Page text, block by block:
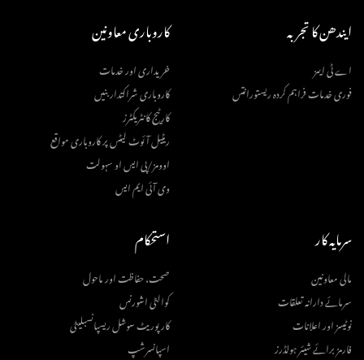
ایندھن کا تجربہ
اے ٹی ایمز
فوری خدمات فراہم کردہ ریستورانتس
کاروباری معاونین
خریداری اور خدمات
کاروباری شراکتدار بنیں
کارٹیج کانٹریکٹرز
ریٹیل آئوٹ لیٹس پر کاروباری مواقع
اوومز/پی ایس او سہولت
وی آئی ایم ایس
سرمایہ کار
مالی معاونین
سرمائے دارانہ تعلقات
نوٹیسز اور اعلانات
فارمز برائے شیئر ہولڈرز
استحکام
صحت، حفاظت اور ماحول
کوالٹی اشورنس
کارپوریٹ سوشل ریسپانسبلیٹی
اسپانسرشپ